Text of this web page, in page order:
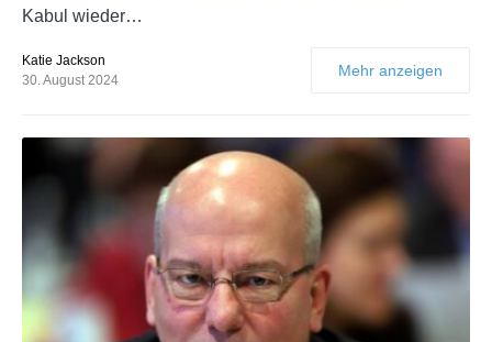
Kabul wieder…
Katie Jackson
30. August 2024
Mehr anzeigen